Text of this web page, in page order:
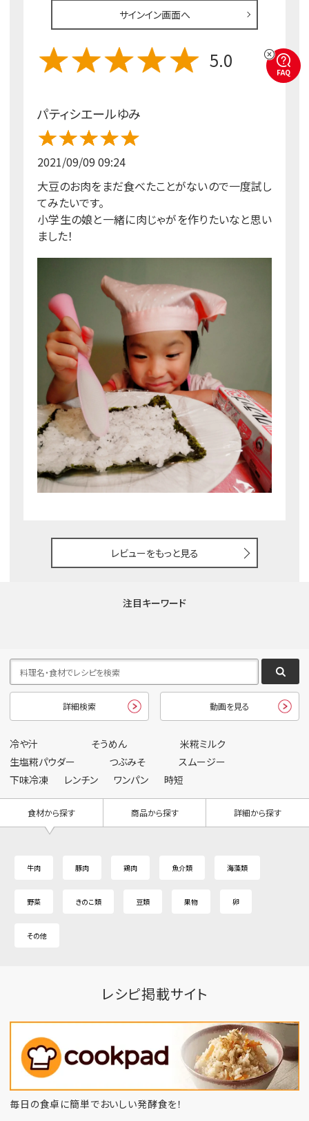
サインイン画面へ
5.0
パティシエールゆみ
2021/09/09 09:24
大豆のお肉をまだ食べたことがないので一度試し
てみたいです。
小学生の娘と一緒に肉じゃがを作りたいなと思い
ました！
レビューをもっと見る
注目キーワード
詳細検索 動画を見る
冷や汁 そうめん
米糀ミルク
生塩糀パウダー
つぶみそ
スムージー
下味冷凍
レンチン ワンパン 時短
食材から探す 商品から探す 詳細から探す
牛肉 豚肉 鶏肉 魚介類 海藻類
野菜 きのこ類 豆類 果物 卵
その他
レシピ掲載サイト
毎日の食卓に簡単でおいしい発酵食を！
FAQ